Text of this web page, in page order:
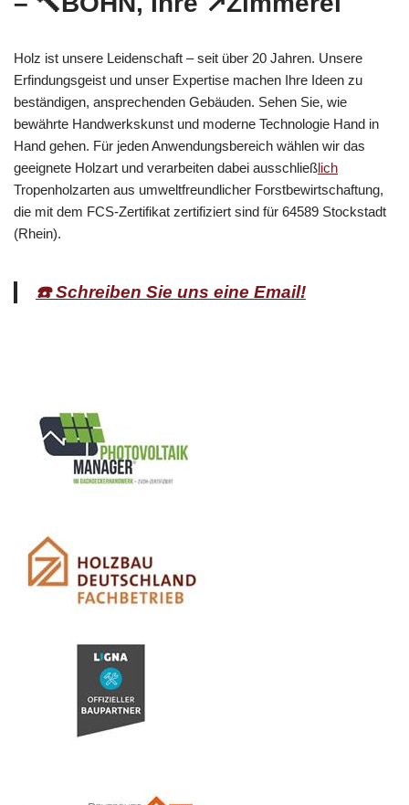
Holz ist unsere Leidenschaft – seit über 20 Jahren. Unsere
Erfindungsgeist und unser Expertise machen Ihre Ideen zu
beständigen, ansprechenden Gebäuden. Sehen Sie, wie
bewährte Handwerkskunst und moderne Technologie Hand in
Hand gehen. Für jeden Anwendungsbereich wählen wir das
geeignete Holzart und verarbeiten dabei ausschließlich
Tropenholzarten aus umweltfreundlicher Forstbewirtschaftung,
die mit dem FCS-Zertifikat zertifiziert sind für 64589 Stockstadt
(Rhein).
☎️ Schreiben Sie uns eine Email!